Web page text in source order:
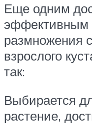
Еще одним
эффективным
размножения
взрослого
так:
Выбирается
растение,